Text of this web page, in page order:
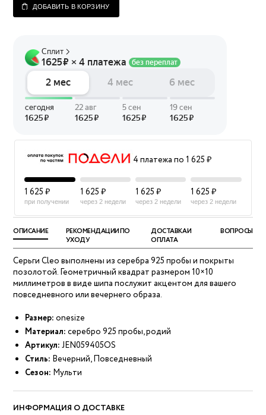
ДОБАВИТЬ В КОРЗИНУ
4 платежа по 1 625 ₽
1 625 ₽
при получении
1 625 ₽
через 2 недели
1 625 ₽
через 2 недели
1 625 ₽
через 2 недели
ОПИСАНИЕ
РЕКОМЕНДАЦИИ ПО
УХОДУ
ДОСТАВКА И
ОПЛАТА
ВОПРОСЫ
Серьги Cleo выполнены из серебра 925 пробы и покрыты
позолотой. Геометричный квадрат размером 10×10
миллиметров в виде шипа послужит акцентом для вашего
повседневного или вечернего образа.
Размер: onesize
Материал: серебро 925 пробы, родий
Артикул: JEN059405OS
Стиль: Вечерний, Повседневный
Сезон: Мульти
ИНФОРМАЦИЯ О ДОСТАВКЕ